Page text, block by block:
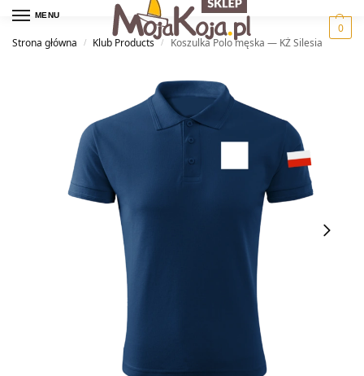
MENU
0
Strona główna
/ Klub Products / Koszulka Polo męska — KŻ Silesia